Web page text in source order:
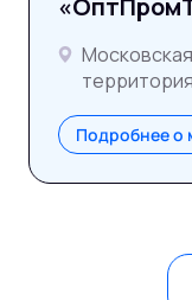
Подробнее о